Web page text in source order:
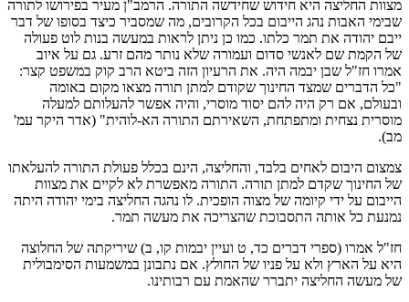
מצוות החליצה היא חידוש שחידשה התורה. הרמב"ן מעיר בפירושו לתורה
שבימי האבות נהג הייבום בכל הקרובים, מה שמסביר כיצד בסופו של דבר
ייבם יהודה את תמר כלתו. כמו כן ניתן לראות במעשה בנות לוט פעולה
של הקמת שם לאנשי סדום ועמורה שלא נותר מהם זרע. גם על איוב
אמרו חז"ל שבן יבמה היה. את הרעיון הזה ביטא הרב קוק במשפט קצר:
"כל הדברים שמצד החינוך שקודם למתן תורה מצאו מקום באומה
ובעולם, אם רק היה להם יסוד מוסרי, והיה אפשר להעלותם למעלה
מוסרית נצחית ומתפתחת, השאירתם התורה הא-לוהית" (אדר היקר עמ'
מב).
צמצום היבום לאחים בלבד, והחליצה, הינם בכלל פעולת התורה להעלאתו
של החינוך שקדם למתן תורה. התורה מאפשרת לא לקיים את מצוות
הייבום על ידי קיומה של מצוה הופכית. לו נהגה החליצה בימי יהודה היתה
נמנעת כל אותה התסבוכת שהצריכה את מעשה תמר.
חז"ל אמרו (ספרי דברים כד, ט ועיין יבמות קו, ב) שיריקתה של החלוצה
היא על הארץ ולא על פניו של החולץ. אם נתבונן במשמעות הסימבולית
של מעשה החליצה יתברר שהאמת עם רבותינו.